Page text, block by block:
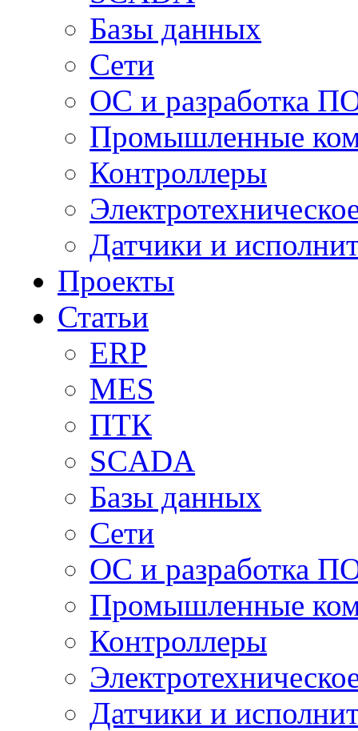
Базы данных
Сети
ОС и разработка
Промышленные
Контроллеры
Датчики и
Проекты
Статьи
ERP
MES
ПТК
SCADA
Базы данных
Сети
ОС и разработка
Промышленные
Контроллеры
Датчики и